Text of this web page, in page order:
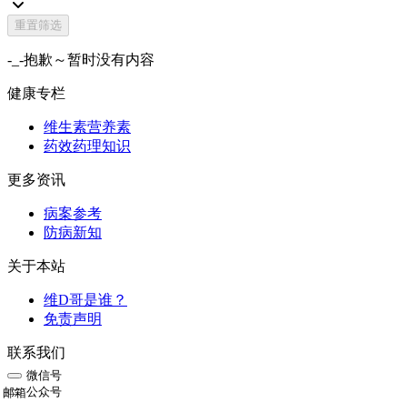
重置筛选
-_-抱歉～暂时没有内容
健康专栏
维生素营养素
药效药理知识
更多资讯
病案参考
防病新知
关于本站
维D哥是谁？
免责声明
联系我们
微信号
公众号
邮箱